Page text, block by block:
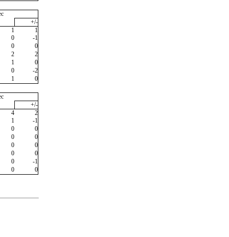
+/-
1
1
0
-1
0
0
2
2
1
0
0
-2
1
0
+/-
4
2
1
-1
0
0
0
0
0
0
0
0
0
-1
0 0